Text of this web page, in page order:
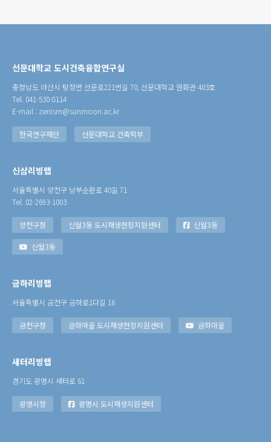
선문대학교 도시건축융합연구실
충청남도 아산시 탕정면 선문로221번길 70, 선문대학교 원화관 403호
Tel. 041-530-8114
E-mail : zenism@sunmoon.ac.kr
한국연구재단 선문대학교 건축학부
신삼리빙랩
서울특별시 양천구 남부순환로 40길 71
Tel. 02-2693-1003
양천구청 신월3동 도시재생현장지원센터 신월3동
신월3동
금하리빙랩
서울특별시 금천구 금하로1다길 16
금천구청 금하마을 도시재생현장지원센터 금하마을
새터리빙랩
경기도 광명시 새터로 61
광명시청 광명시 도시재생지원센터